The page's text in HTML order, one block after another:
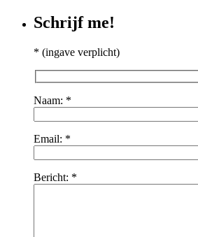
Schrijf me!
* (ingave verplicht)
Naam: *
Email: *
Bericht: *